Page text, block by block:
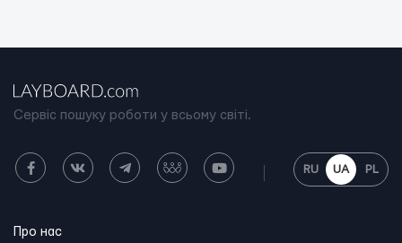
Сервіс пошуку роботи у всьому світі.
RU UA PL
Про нас